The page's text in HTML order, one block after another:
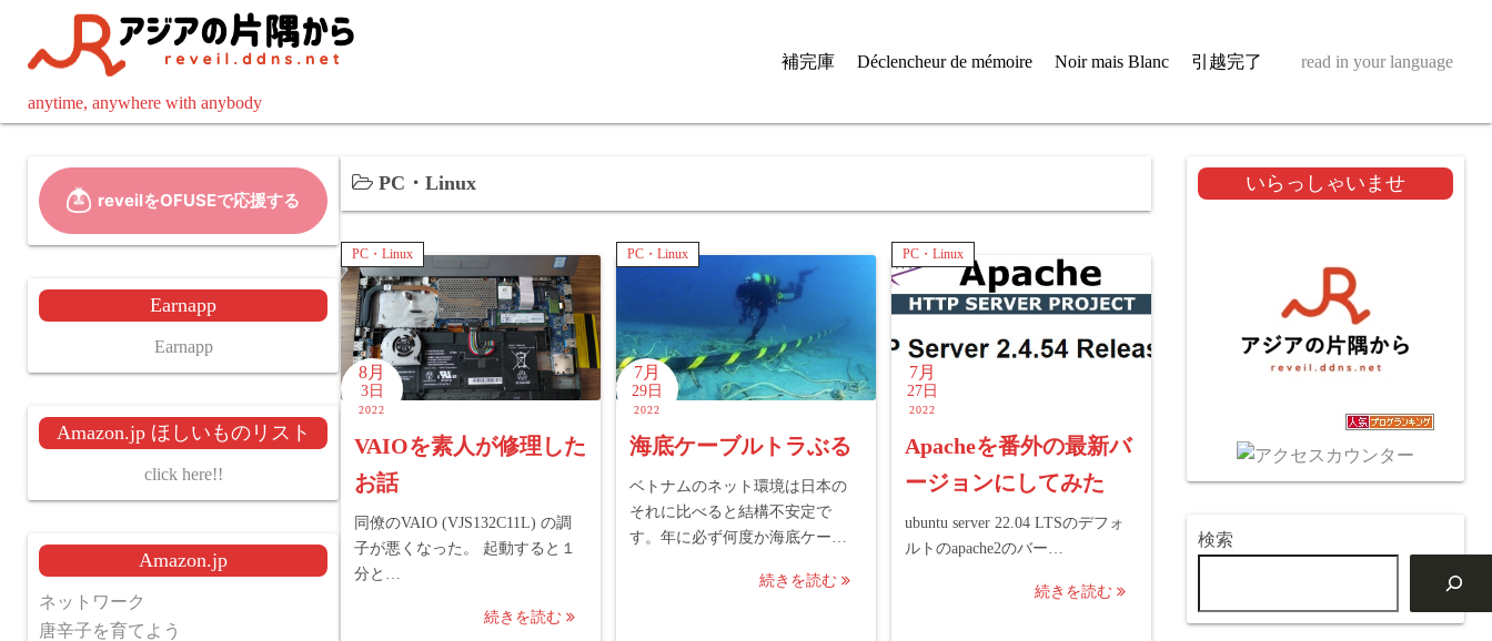
ツ
anytime, anywhere with anybody
補完庫 Déclencheur de mémoire Noir mais Blanc 引越完了 read in your language
PC・Linux
PC・Linux
8月
3日
2022
VAIOを素人が修理した
お話
同僚のVAIO (VJS132C11L) の調
子が悪くなった。 起動すると１
分と…
続きを読む
PC・Linux
7月
29日
2022
海底ケーブルトラぶる
ベトナムのネット環境は日本の
それに比べると結構不安定で
す。年に必ず何度か海底ケー…
続きを読む
PC・Linux
7月
27日
2022
Apacheを番外の最新バ
ージョンにしてみた
ubuntu server 22.04 LTSのデフォ
ルトのapache2のバー…
続きを読む
Earnapp
Earnapp
Amazon.jp ほしいものリスト
click here!!
Amazon.jp
ネットワーク
唐辛子を育てよう
いらっしゃいませ
検索